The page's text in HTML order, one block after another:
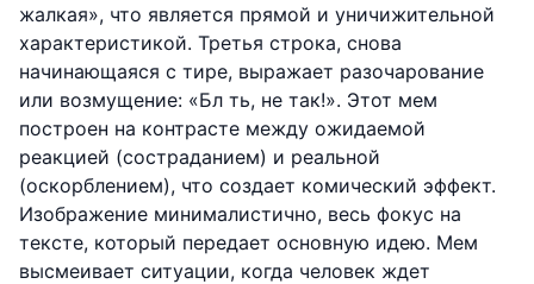
жалкая», что является прямой и уничижительной
характеристикой. Третья строка, снова
начинающаяся с тире, выражает разочарование
или возмущение: «Бл ть, не так!». Этот мем
построен на контрасте между ожидаемой
реакцией (состраданием) и реальной
(оскорблением), что создает комический эффект.
Изображение минималистично, весь фокус на
тексте, который передает основную идею. Мем
высмеивает ситуации, когда человек ждет